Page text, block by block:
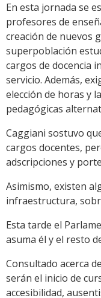
En esta jornada se
profesores de
creación de nuevos
superpoblación
cargos de docencia
servicio. Además,
elección de horas y
pedagógicas
Caggiani sostuvo
cargos docentes,
adscripciones y
Asimismo, existen
infraestructura,
Esta tarde el
asuma él y el resto
Consultado acerca
serán el inicio de
accesibilidad,